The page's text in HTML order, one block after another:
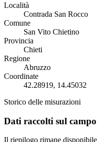
Località
Contrada San Rocco
Comune
San Vito Chietino
Provincia
Chieti
Regione
Abruzzo
Coordinate
42.28919, 14.45032
Storico delle misurazioni
Dati raccolti sul campo
Il riepilogo rimane